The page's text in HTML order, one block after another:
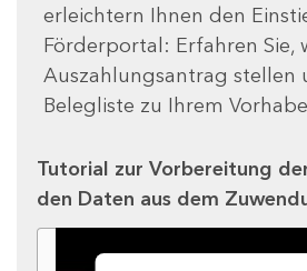
erleichtern Ihnen den
Förderportal: Erfahren Sie,
Auszahlungsantrag stellen
Belegliste zu Ihrem
Tutorial zur Vorbereitung
den Daten aus dem